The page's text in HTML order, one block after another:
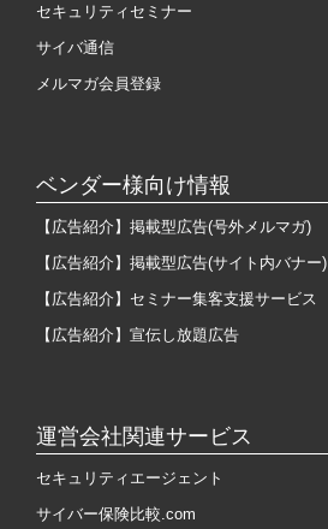
セキュリティセミナー
サイバ通信
メルマガ会員登録
ベンダー様向け情報
【広告紹介】掲載型広告(号外メルマガ)
【広告紹介】掲載型広告(サイト内バナー)
【広告紹介】セミナー集客支援サービス
【広告紹介】宣伝し放題広告
運営会社関連サービス
セキュリティエージェント
サイバー保険比較.com